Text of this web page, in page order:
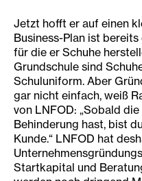
Jetzt hofft er auf einen
Business-Plan ist
für die er Schuhe
Grundschule sind
Schuluniform. Aber
gar nicht einfach, weiß
von LNFOD: „Sobald
Behinderung hast, bist
Kunde.“ LNFOD hat
Startkapital und